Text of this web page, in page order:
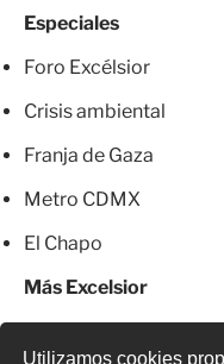
Utilizamos cookies
Especiales
Foro Excélsior
Crisis ambiental
Franja de Gaza
Metro CDMX
El Chapo
Más Excelsior